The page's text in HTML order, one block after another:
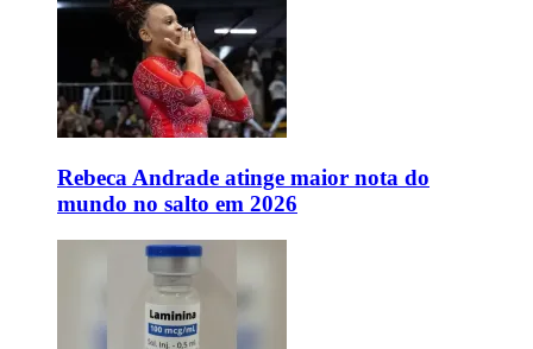
Rebeca Andrade atinge maior nota do
mundo no salto em 2026